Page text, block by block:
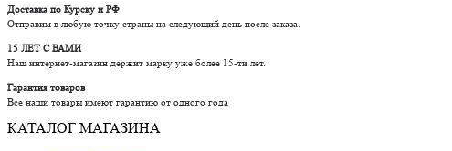
Доставка по Курску и РФ
Отправим в любую точку страны на следующий день после заказа.
15 ЛЕТ С ВАМИ
Наш интернет-магазин держит марку уже более 15-ти лет.
Гарантия товаров
Все наши товары имеют гарантию от одного года
КАТАЛОГ МАГАЗИНА